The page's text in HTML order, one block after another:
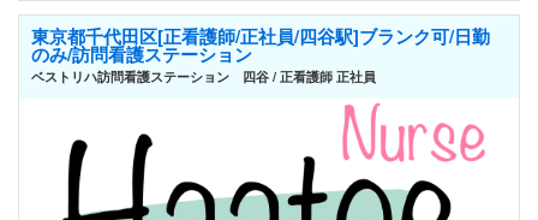
東京都千代田区[正看護師/正社員/四谷駅]ブランク可/日勤
のみ/訪問看護ステーション
ベストリハ訪問看護ステーション 四谷 / 正看護師 正社員